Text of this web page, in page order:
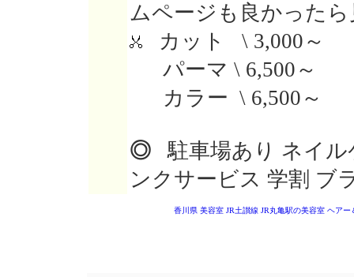
ムページも良かった
カット \ 3,000～
パーマ \ 6,500～
カラー \ 6,500～
◎ 駐車場あり ネイ
ンクサービス 学割 ブ
香川県 美容室 JR土讃線 JR丸亀駅の美容室 ヘアー